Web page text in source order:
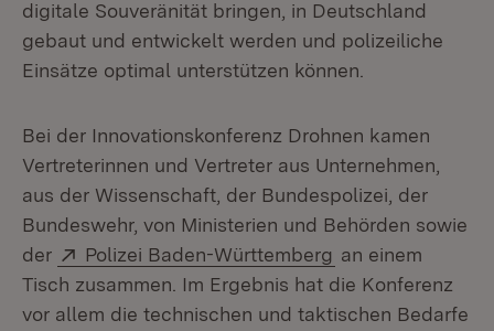
digitale Souveränität bringen, in Deutschland
gebaut und entwickelt werden und polizeiliche
Einsätze optimal unterstützen können.
Bei der Innovationskonferenz Drohnen kamen
Vertreterinnen und Vertreter aus Unternehmen,
aus der Wissenschaft, der Bundespolizei, der
Bundeswehr, von Ministerien und Behörden sowie
der
Extern:
Polizei Baden-Württemberg (Öffnet in neuem
an einem
Tisch zusammen. Im Ergebnis hat die Konferenz
vor allem die technischen und taktischen Bedarfe